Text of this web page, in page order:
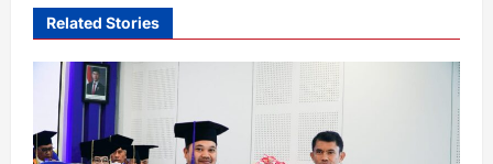
Related Stories